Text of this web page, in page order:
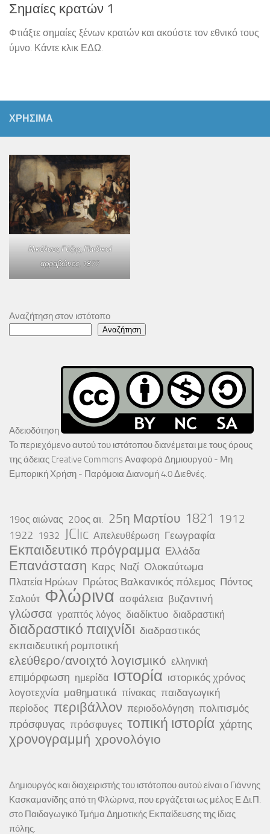
Σημαίες κρατών 1
Φτιάξτε σημαίες ξένων κρατών και ακούστε τον εθνικό τους
ύμνο. Κάντε κλικ ΕΔΩ.
ΧΡΗΣΙΜΑ
Νικόλαος Γύζης,Παιδικοί
αρραβώνες, 1877
Αναζήτηση στον ιστότοπο
Αναζήτηση
Αδειοδότηση
Το περιεχόμενο αυτού του ιστότοπου διανέμεται με τους όρους
της άδειας Creative Commons Αναφορά Δημιουργού - Μη
Εμπορική Χρήση - Παρόμοια Διανομή 4.0 Διεθνές.
19ος αιώνας 20ος αι. 25η Μαρτίου 1821 1912
1922 1932 JClic Απελευθέρωση Γεωγραφία
Εκπαιδευτικό πρόγραμμα Ελλάδα
Επανάσταση Καρς Ναζί Ολοκαύτωμα
Πλατεία Ηρώων Πρώτος Βαλκανικός πόλεμος Πόντος
Σαλούτ Φλώρινα ασφάλεια βυζαντινή
γλώσσα γραπτός λόγος διαδίκτυο διαδραστική
διαδραστικό παιχνίδι διαδραστικός
εκπαιδευτική ρομποτική
ελεύθερο/ανοιχτό λογισμικό ελληνική
επιμόρφωση ημερίδα ιστορία ιστορικός χρόνος
λογοτεχνία μαθηματικά πίνακας παιδαγωγική
περίοδος περιβάλλον περιοδολόγηση πολιτισμός
πρόσφυγας πρόσφυγες τοπική ιστορία χάρτης
χρονογραμμή χρονολόγιο
Δημιουργός και διαχειριστής του ιστότοπου αυτού είναι ο Γιάννης
Κασκαμανίδης από τη Φλώρινα, που εργάζεται ως μέλος Ε.Δι.Π.
στο Παιδαγωγικό Τμήμα Δημοτικής Εκπαίδευσης της ίδιας
πόλης.